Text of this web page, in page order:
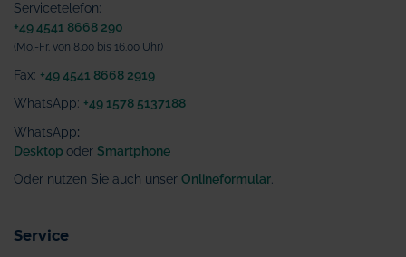
Servicetelefon:
+49 4541 8668 290
(Mo.-Fr. von 8.00 bis 16.00 Uhr)
Fax: +49 4541 8668 2919
WhatsApp: +49 1578 5137188
WhatsApp:
Desktop oder Smartphone
Oder nutzen Sie auch unser Onlineformular
Service